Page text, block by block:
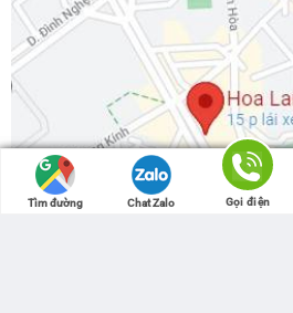
Tìm đường Chat Zalo Gọi điện
Tìm đường Chat Zalo Gọi điện